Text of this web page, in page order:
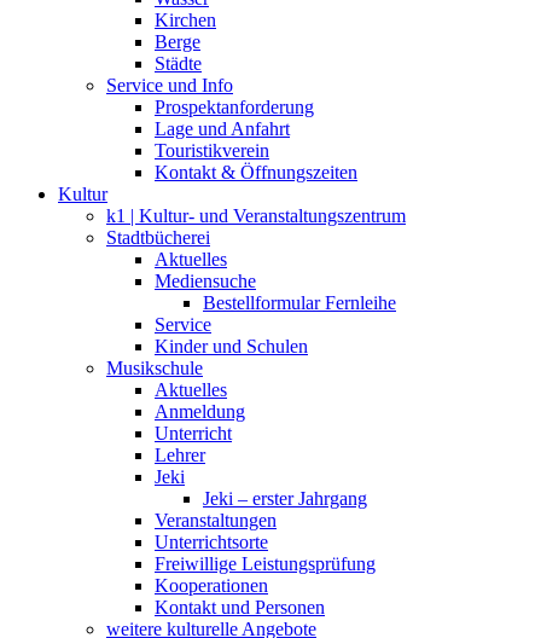
Kirchen
Berge
Städte
Service und Info
Prospektanforderung
Lage und Anfahrt
Touristikverein
Kontakt & Öffnungszeiten
Kultur
k1 | Kultur- und Veranstaltungszentrum
Stadtbücherei
Aktuelles
Mediensuche
Bestellformular Fernleihe
Service
Kinder und Schulen
Musikschule
Aktuelles
Anmeldung
Unterricht
Lehrer
Jeki
Jeki – erster Jahrgang
Veranstaltungen
Unterrichtsorte
Freiwillige Leistungsprüfung
Kooperationen
Kontakt und Personen
weitere kulturelle Angebote